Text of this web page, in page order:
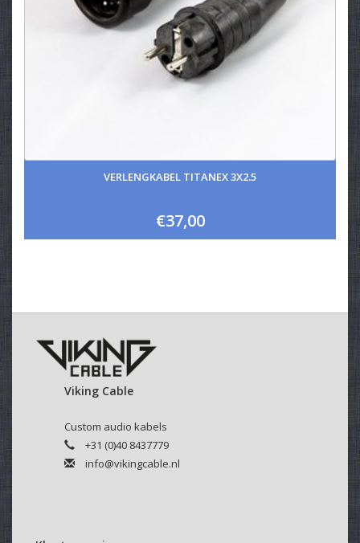
VERLENGKABEL TITANEX 3X2.5
€37,00
Viking Cable
Custom audio kabels
+31 (0)40 8437779
info@vikingcable.nl